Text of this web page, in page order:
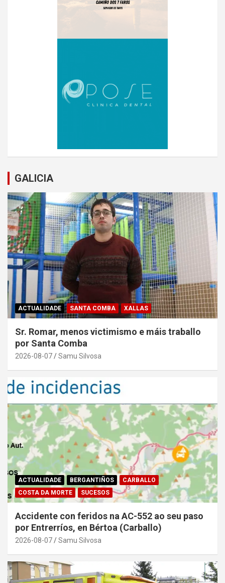
GALICIA
ACTUALIDADE SANTA COMBA XALLAS
Sr. Romar, menos victimismo e máis traballo
por Santa Comba
2026-08-07 Samu Silvosa
ACTUALIDADE BERGANTIÑOS
CARBALLO
COSTA DA MORTE
SUCESOS
Accidente con feridos na AC-552 ao seu paso
por Entrerríos, en Bértoa (Carballo)
2026-08-07 Samu Silvosa